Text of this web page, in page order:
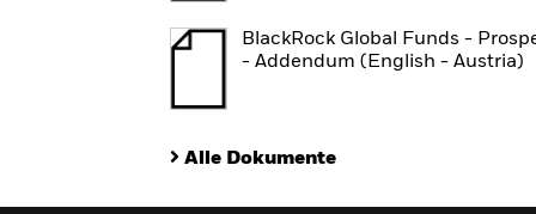
BlackRock Global Funds -
- Addendum (English - Austria)
Alle Dokumente